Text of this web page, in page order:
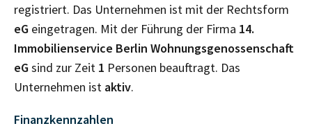
registriert. Das Unternehmen ist mit der Rechtsform
eG eingetragen. Mit der Führung der Firma 14.
Immobilienservice Berlin Wohnungsgenossenschaft
eGsind zur Zeit 1 Personen beauftragt. Das
Unternehmen ist aktiv.
Finanzkennzahlen